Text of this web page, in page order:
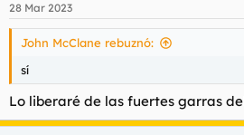
e
s
28 Mar 2023
John McClane rebuznó:
sí
Lo liberaré de las fuertes garras